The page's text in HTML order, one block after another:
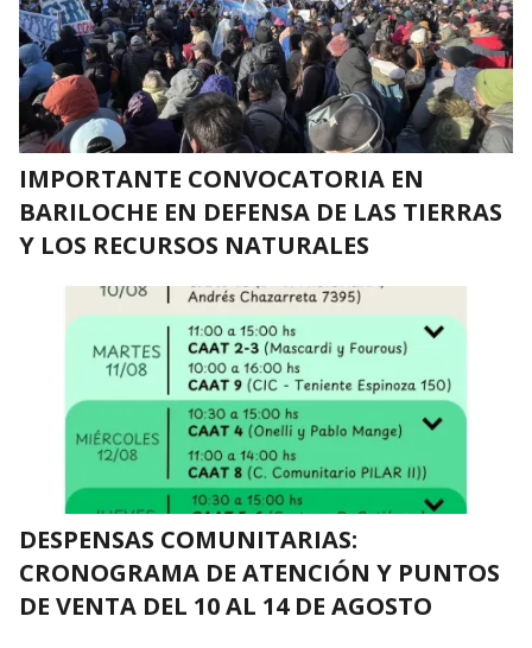
IMPORTANTE CONVOCATORIA EN
BARILOCHE EN DEFENSA DE LAS TIERRAS
Y LOS RECURSOS NATURALES
DESPENSAS COMUNITARIAS:
CRONOGRAMA DE ATENCIÓN Y PUNTOS
DE VENTA DEL 10 AL 14 DE AGOSTO